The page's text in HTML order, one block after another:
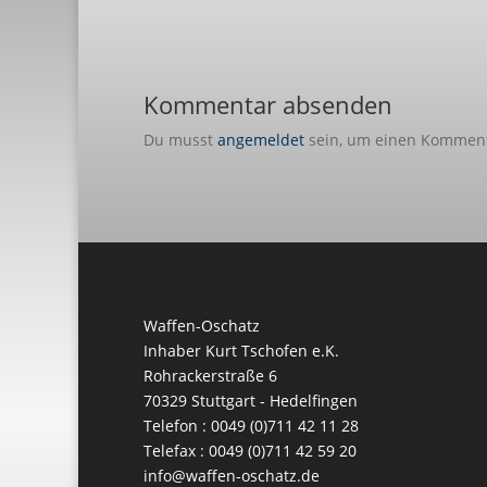
Kommentar absenden
Du musst angemeldet sein, um einen
Waffen-Oschatz
Inhaber Kurt Tschofen e.K.
Rohrackerstraße 6
70329 Stuttgart - Hedelfingen
Telefon : 0049 (0)711 42 11 28
Telefax : 0049 (0)711 42 59 20
info@waffen-oschatz.de